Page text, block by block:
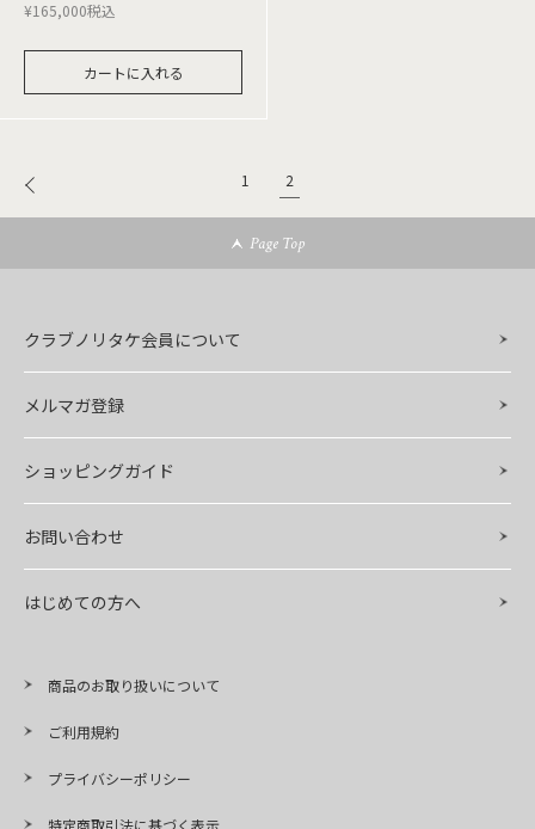
¥165,000税込
カートに入れる
1 2
Page Top
クラブノリタケ会員について
メルマガ登録
ショッピングガイド
お問い合わせ
はじめての方へ
商品のお取り扱いについて
ご利用規約
プライバシーポリシー
特定商取引法に基づく表示